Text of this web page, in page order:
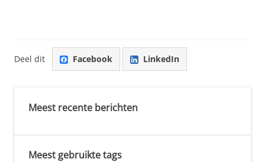
Deel dit Facebook LinkedIn
Meest recente berichten
Meest gebruikte tags